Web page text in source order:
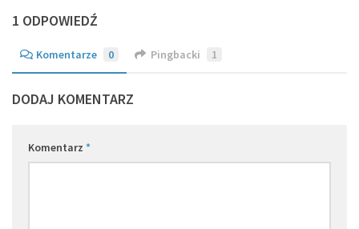
1 ODPOWIEDŹ
Komentarze 0 Pingbacki 1
DODAJ KOMENTARZ
Komentarz *